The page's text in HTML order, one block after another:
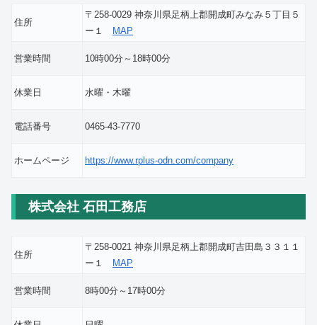
住所
〒258-0029 神奈川県足柄上郡開成町みなみ５丁目５
ー１
MAP
営業時間 10時00分～18時00分
休業日 水曜・木曜
電話番号 0465-43-7770
ホームページ https://www.rplus-odn.com/company
株式会社 石田工務店
住所
〒258-0021 神奈川県足柄上郡開成町吉田島３３１１
ー１ MAP
営業時間 8時00分～17時00分